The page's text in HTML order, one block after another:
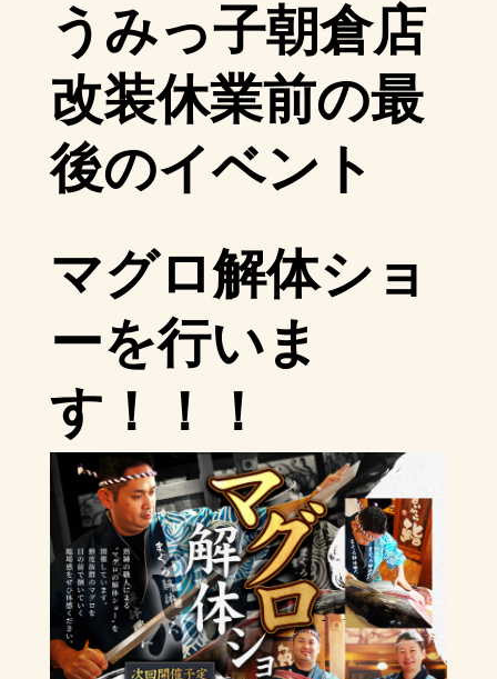
うみっ子朝倉店
改装休業前の最
後のイベント
マグロ解体ショ
ーを行いま
す！！！